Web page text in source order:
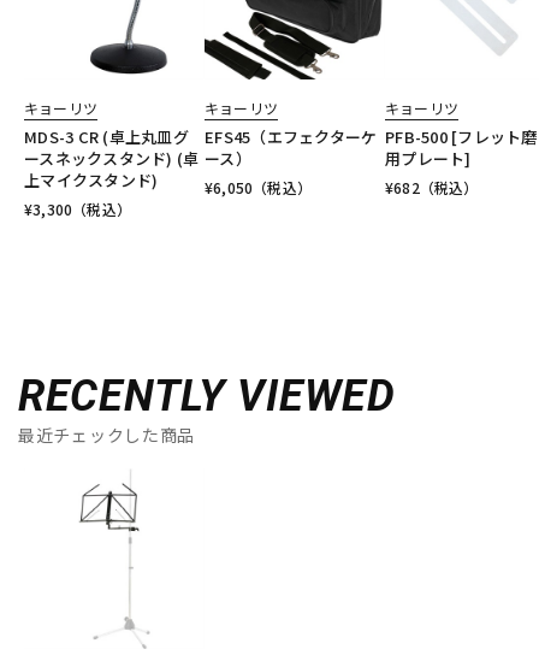
キョーリツ
MDS-3 CR (卓上丸皿グ
ースネックスタンド) (卓
上マイクスタンド)
¥3,300 （税込）
キョーリツ
EFS45（エフェクターケ
ース）
¥6,050 （税込）
キョーリツ
PFB-500 [フレット
用プレート]
¥682（税込）
RECENTLY VIEWED
最近チェックした商品